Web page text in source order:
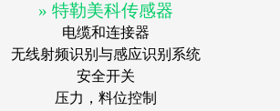
» 特勒美科传感器
电缆和连接器
无线射频识别与感应识别系统
安全开关
压力，料位控制